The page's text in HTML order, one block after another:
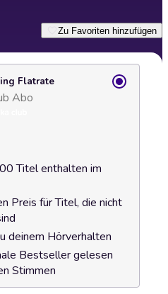
Zu Favoriten hinzufügen
Flatrate
Abo
Titel enthalten im
Preis für Titel, die nicht
deinem Hörverhalten
Bestseller gelesen
Stimmen